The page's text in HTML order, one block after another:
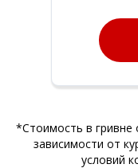
*Стоимость в гривне
зависимости от
условий